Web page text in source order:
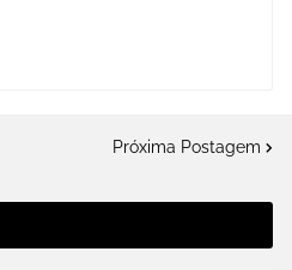
Próxima Postagem